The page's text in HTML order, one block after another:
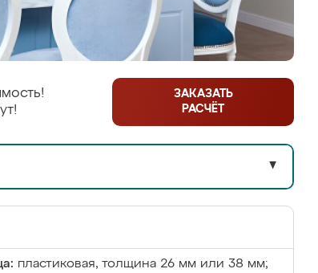
ЗАКАЗАТЬ
РАСЧЁТ
▼
пластиковая, толщина 26 мм или 38 мм;